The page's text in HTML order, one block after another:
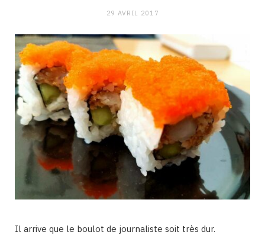
29 AVRIL 2017
Il arrive que le boulot de journaliste soit très dur.